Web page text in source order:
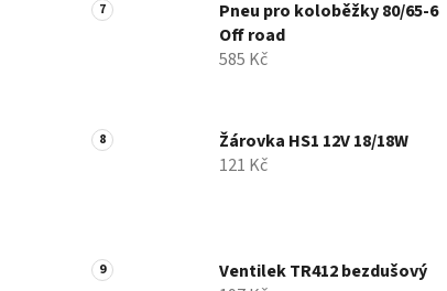
Pneu pro koloběžky 80/65-6
Off road
585 Kč
Žárovka HS1 12V 18/18W
121 Kč
Ventilek TR412 bezdušový